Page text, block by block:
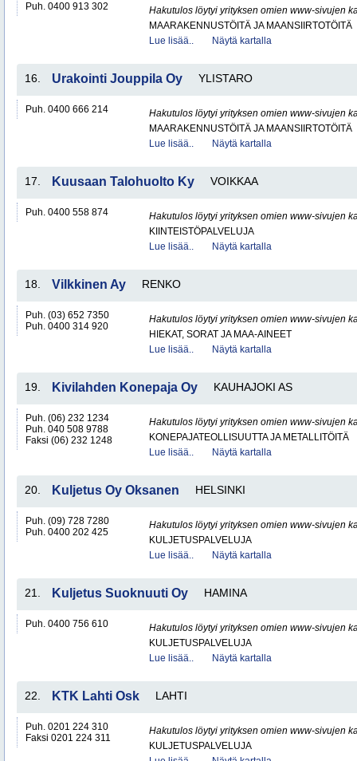
Puh. 0400 913 302
Hakutulos löytyi yrityksen omien www-sivujen
MAARAKENNUSTÖITÄ JA MAANSIIRTOTÖITÄ
Lue lisää..
Näytä kartalla
16. Urakointi Jouppila Oy YLISTARO
Puh. 0400 666 214
Hakutulos löytyi yrityksen omien www-sivujen
MAARAKENNUSTÖITÄ JA MAANSIIRTOTÖITÄ
Lue lisää..
Näytä kartalla
17. Kuusaan Talohuolto Ky VOIKKAA
Puh. 0400 558 874
Hakutulos löytyi yrityksen omien www-sivujen
KIINTEISTÖPALVELUJA
Lue lisää..
Näytä kartalla
18. Vilkkinen Ay RENKO
Puh. (03) 652 7350
Puh. 0400 314 920
Hakutulos löytyi yrityksen omien www-sivujen
HIEKAT, SORAT JA MAA-AINEET
Lue lisää..
Näytä kartalla
19. Kivilahden Konepaja Oy KAUHAJOKI AS
Puh. (06) 232 1234
Puh. 040 508 9788
Faksi (06) 232 1248
Hakutulos löytyi yrityksen omien www-sivujen
KONEPAJATEOLLISUUTTA JA METALLITÖITÄ
Lue lisää..
Näytä kartalla
20. Kuljetus Oy Oksanen HELSINKI
Puh. (09) 728 7280
Puh. 0400 202 425
Hakutulos löytyi yrityksen omien www-sivujen
KULJETUSPALVELUJA
Lue lisää..
Näytä kartalla
21. Kuljetus Suoknuuti Oy HAMINA
Puh. 0400 756 610
Hakutulos löytyi yrityksen omien www-sivujen
KULJETUSPALVELUJA
Lue lisää..
Näytä kartalla
22. KTK Lahti Osk LAHTI
Puh. 0201 224 310
Faksi 0201 224 311
Hakutulos löytyi yrityksen omien www-sivujen
KULJETUSPALVELUJA